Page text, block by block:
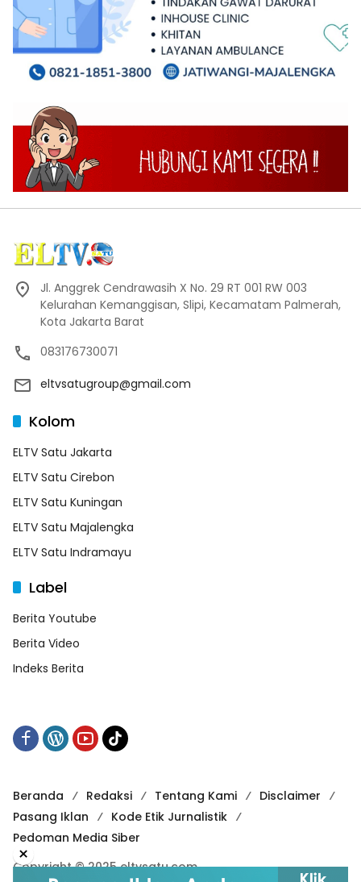
Jl. Anggrek Cendrawasih X No. 29 RT 001 RW 003
Kelurahan Kemanggisan, Slipi, Kecamatam Palmerah,
Kota Jakarta Barat
083176730071
eltvsatugroup@gmail.com
Kolom
ELTV Satu Jakarta
ELTV Satu Cirebon
ELTV Satu Kuningan
ELTV Satu Majalengka
ELTV Satu Indramayu
Label
Berita Youtube
Berita Video
Indeks Berita
Beranda Redaksi Tentang Kami
Disclaimer
Pasang Iklan
Kode Etik Jurnalistik
Pedoman Media Siber
Copyright © 2025 eltvsatu.com
×